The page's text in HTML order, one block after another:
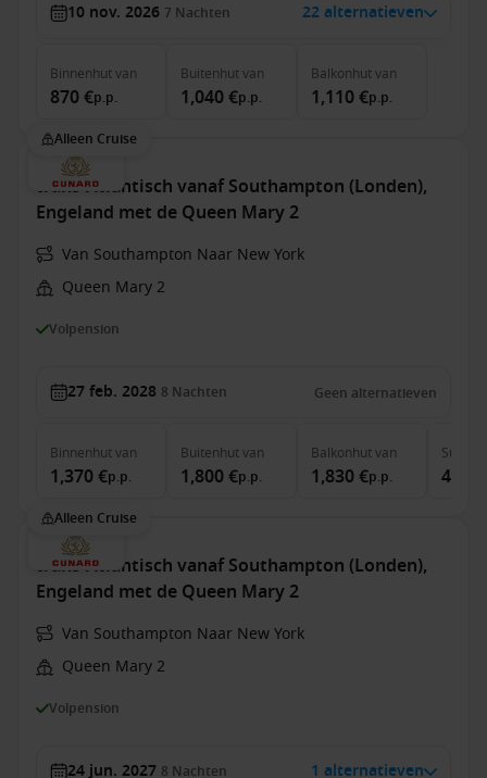
10 nov. 2026 7 Nachten 22 alternatieven
Binnenhutvan
870 €p.p.
Buitenhutvan
1,040 €p.p.
Balkonhutvan
1,110 €p.p.
Alleen Cruise
trans-Atlantisch vanaf Southampton (Londen),
Engeland met de Queen Mary 2
Van Southampton Naar New York
Queen Mary 2
Volpension
27 feb. 2028 8 Nachten Geen alternatieven
Binnenhutvan
1,370 €p.p.
Buitenhutvan
1,800 €p.p.
Balkonhutvan
1,830 €p.p.
Suite
Alleen Cruise
trans-Atlantisch vanaf Southampton (Londen),
Engeland met de Queen Mary 2
Van Southampton Naar New York
Queen Mary 2
Volpension
24 jun. 2027 8 Nachten 1 alternatieven